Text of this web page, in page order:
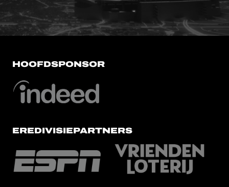
HOOFDSPONSOR
EREDIVISIEPARTNERS